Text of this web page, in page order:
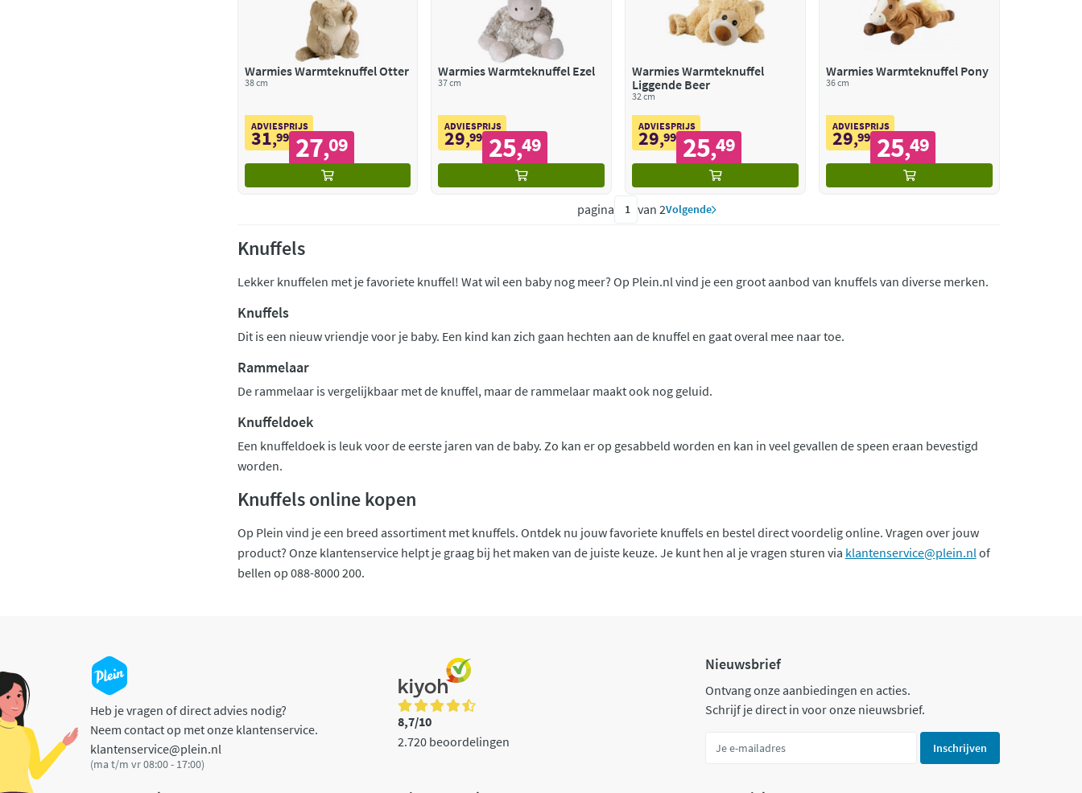
Warmies Warmteknuffel Otter
38 cm
ADVIESPRIJS
31,99 27,09
Warmies Warmteknuffel Ezel
37 cm
ADVIESPRIJS
29,99 25,49
Warmies Warmteknuffel
Liggende Beer
32 cm
ADVIESPRIJS
29,99 25,49
Warmies Warmteknuffel Pony
36 cm
ADVIESPRIJS
29,99 25,49
pagina van 2Volgende
Knuffels
Lekker knuffelen met je favoriete knuffel! Wat wil een baby nog meer? Op Plein.nl vind je een groot aanbod van knuffels van diverse merken.
Knuffels
Dit is een nieuw vriendje voor je baby. Een kind kan zich gaan hechten aan de knuffel en gaat overal mee naar toe.
Rammelaar
De rammelaar is vergelijkbaar met de knuffel, maar de rammelaar maakt ook nog geluid.
Knuffeldoek
Een knuffeldoek is leuk voor de eerste jaren van de baby. Zo kan er op gesabbeld worden en kan in veel gevallen de speen eraan bevestigd
worden.
Knuffels online kopen
Op Plein vind je een breed assortiment met knuffels. Ontdek nu jouw favoriete knuffels en bestel direct voordelig online. Vragen over jouw
product? Onze klantenservice helpt je graag bij het maken van de juiste keuze. Je kunt hen al je vragen sturen via klantenservice@plein.nl of
bellen op 088-8000 200.
Heb je vragen of direct advies nodig?
Neem contact op met onze klantenservice.
klantenservice@plein.nl
(ma t/m vr 08:00 - 17:00)
8,7/10
2.720 beoordelingen
Nieuwsbrief
Ontvang onze aanbiedingen en acties.
Schrijf je direct in voor onze nieuwsbrief.
Inschrijven